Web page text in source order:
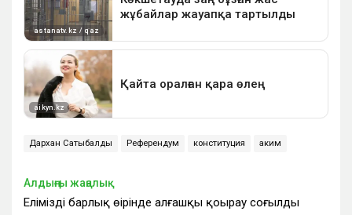
Дархан Сатыбалды Референдум конституция аким
Алдыңғы жаңалық
Еліміздің барлық өңірінде алғашқы қоңырау соғылды